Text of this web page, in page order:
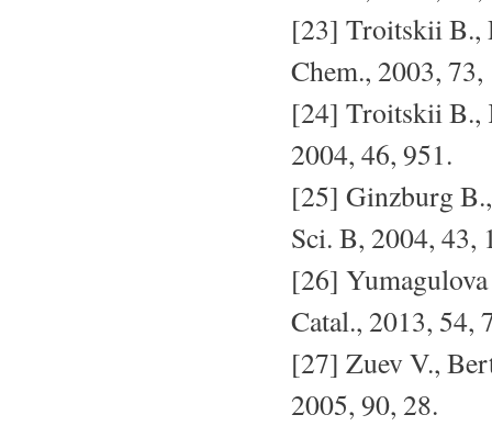
[23] Troitskii B.,
Chem., 2003, 73,
[24] Troitskii B.,
2004, 46, 951.
[25] Ginzburg
Sci. B, 2004, 43,
[26]
Catal., 2013, 54,
[27] Zuev V.,
2005, 90, 28.